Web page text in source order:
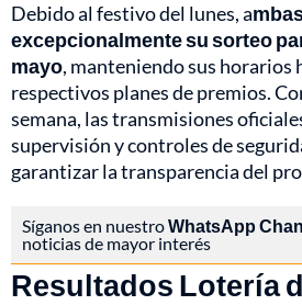
Debido al festivo del lunes, a
excepcionalmente su sorteo
mayo, manteniendo sus horarios
respectivos planes de premios.
semana, las transmisiones
supervisión y controles de
garantizar la transparencia del
Síganos en nuestroWhatsApp
noticias de mayor interés
Resultados Lotería